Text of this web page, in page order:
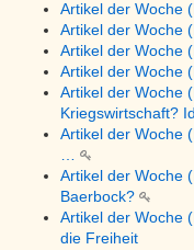
Artikel der Woche
Artikel der Woche
Artikel der Woche
Artikel der Woche
Artikel der Woche
Kriegswirtschaft?
Artikel der Woche
…
Artikel der Woche
Baerbock?
Artikel der Woche
die Freiheit